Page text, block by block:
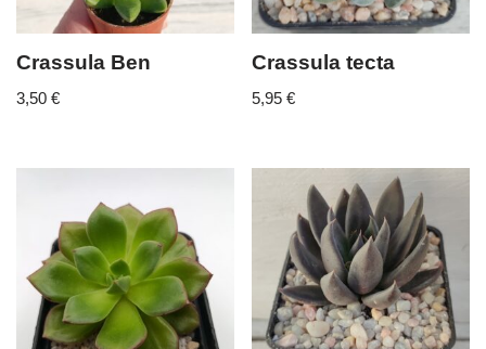
Crassula Ben
3,50 €
Crassula tecta
5,95€